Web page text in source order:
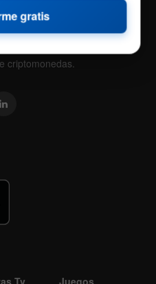
criptomonedas.
Tv
Juegos
gratis